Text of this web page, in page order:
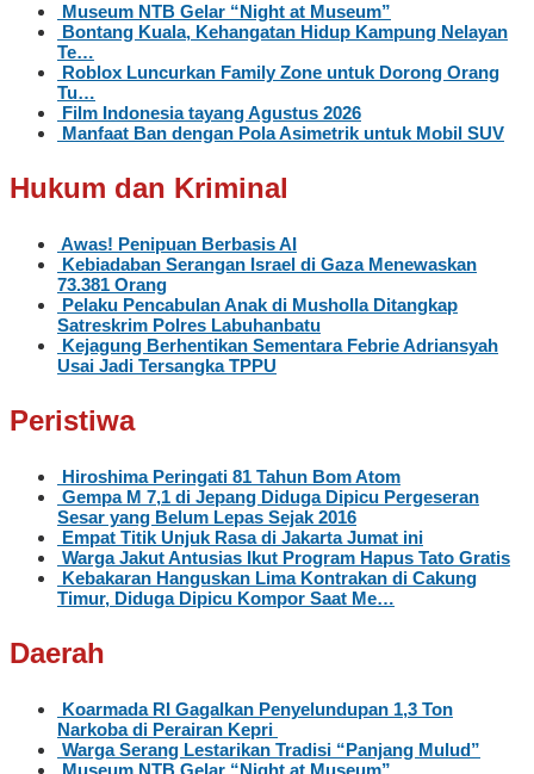
Museum NTB Gelar “Night at Museum”
Bontang Kuala, Kehangatan Hidup Kampung Nelayan
Te…
Roblox Luncurkan Family Zone untuk Dorong Orang
Tu…
Film Indonesia tayang Agustus 2026
Manfaat Ban dengan Pola Asimetrik untuk Mobil SUV
Hukum dan Kriminal
Awas! Penipuan Berbasis AI
Kebiadaban Serangan Israel di Gaza Menewaskan
73.381 Orang
Pelaku Pencabulan Anak di Musholla Ditangkap
Satreskrim Polres Labuhanbatu
Kejagung Berhentikan Sementara Febrie Adriansyah
Usai Jadi Tersangka TPPU
Peristiwa
Hiroshima Peringati 81 Tahun Bom Atom
Gempa M 7,1 di Jepang Diduga Dipicu Pergeseran
Sesar yang Belum Lepas Sejak 2016
Empat Titik Unjuk Rasa di Jakarta Jumat ini
Warga Jakut Antusias Ikut Program Hapus Tato Gratis
Kebakaran Hanguskan Lima Kontrakan di Cakung
Timur, Diduga Dipicu Kompor Saat Me…
Daerah
Koarmada RI Gagalkan Penyelundupan 1,3 Ton
Narkoba di Perairan Kepri
Warga Serang Lestarikan Tradisi “Panjang Mulud”
Museum NTB Gelar “Night at Museum”